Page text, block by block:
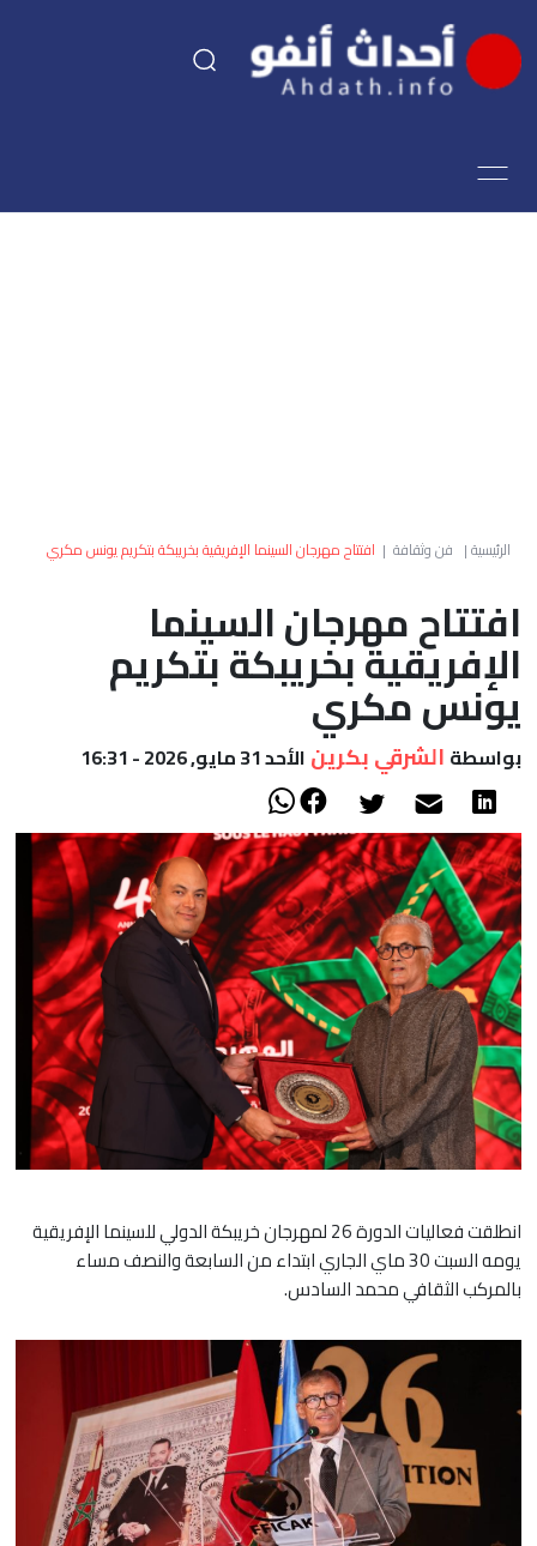
اقتصاد
العالم
أعمدة
الصحراء
الرئيسية| فن وثقافة | افتتاح مهرجان السينما الإفريقية بخريبكة بتكريم يونس مكري
افتتاح مهرجان السينما
الإفريقية بخريبكة بتكريم
يونس مكري
بواسطة الشرقي بكرين الأحد 31 مايو, 2026 - 16:31
انطلقت فعاليات الدورة 26 لمهرجان خريبكة الدولي للسينما الإفريقية
يومه السبت 30 ماي الجاري ابتداء من السابعة والنصف مساء
بالمركب الثقافي محمد السادس.